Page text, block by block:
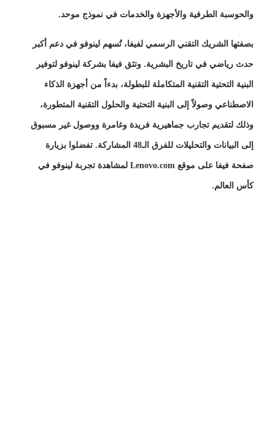
والحوسبة الطرفية والأجهزة والخدمات في نموذج موحد.
بصفتها الشريك التقني الرسمي لفيفا، تُسهم لينوفو في دعم أكبر
حدث رياضي في تاريخ البشرية. وتثق فيفا بشركة لينوفو لتوفير
البنية التحتية التقنية المتكاملة للبطولة، بدءاً من أجهزة الذكاء
الاصطناعي وصولاً إلى البنية التحتية والحلول التقنية المتطورة،
وذلك لتقديم تجارب جماهيرية فريدة وغامرة ووصول غير مسبوق
إلى البيانات والتحليلات للفرق الـ48 المشاركة. تفضلوا بزيارة
صفحة فيفا على موقع Lenovo.com لمشاهدة تجربة لينوفو في
كأس العالم.